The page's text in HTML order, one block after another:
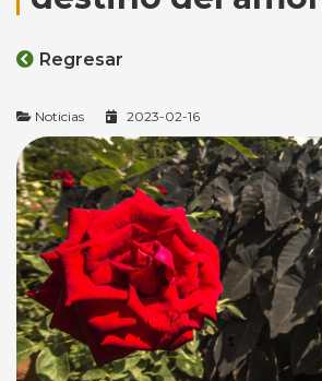
Regresar
Noticias 2023-02-16